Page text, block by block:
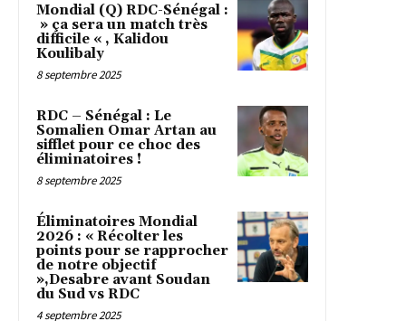
Mondial (Q) RDC-Sénégal :
» ça sera un match très
difficile « , Kalidou
Koulibaly
8 septembre 2025
RDC – Sénégal : Le
Somalien Omar Artan au
sifflet pour ce choc des
éliminatoires !
8 septembre 2025
Éliminatoires Mondial
2026 : « Récolter les
points pour se rapprocher
de notre objectif
»,Desabre avant Soudan
du Sud vs RDC
4 septembre 2025